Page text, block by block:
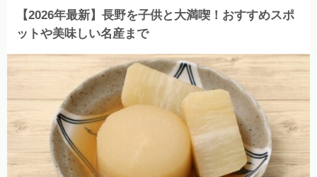
【2026年最新】長野を子供と大満喫！おすすめスポ
ットや美味しい名産まで